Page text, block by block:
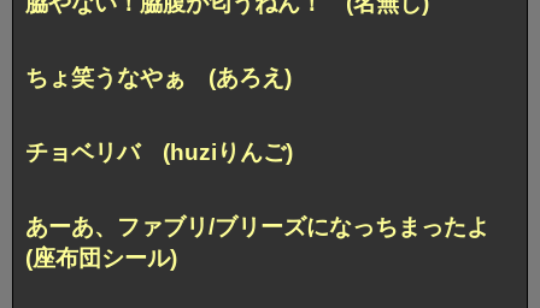
ちょ笑うなやぁ (あろえ)
チョベリバ (huziりんご)
あーあ、ファブリ/ブリーズになっちまったよ
(座布団シール)